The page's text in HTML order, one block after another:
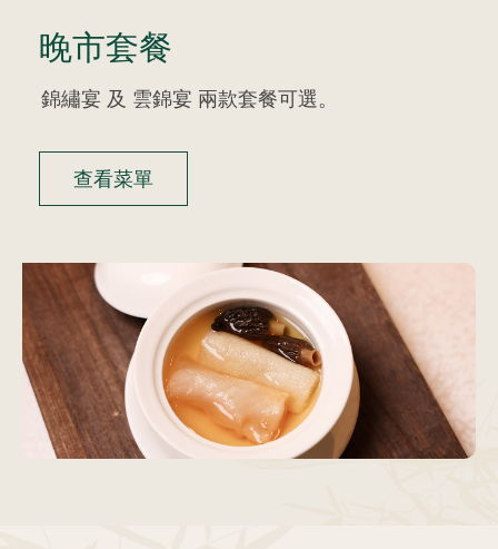
晚市套餐
錦繡宴 及 雲錦宴 兩款套餐可選。
查看菜單